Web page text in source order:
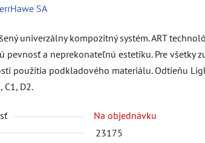
SA
univerzálny kompozitný systém. ART
pevnosť a neprekonateľnú estetiku. Pre všetky
použitia podkladového materiálu. Odtieňu
C1, D2.
Na objednávku
23175